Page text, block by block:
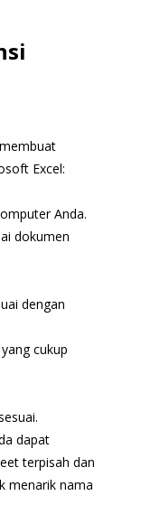
Excel:
Anda.
dokumen
dengan
cukup
dapat
terpisah dan
menarik nama